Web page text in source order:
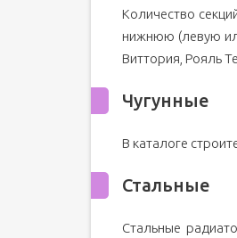
Количество
нижнюю (левую
Виттория, Рояль
Чугунные
В каталоге
Стальные
Стальные